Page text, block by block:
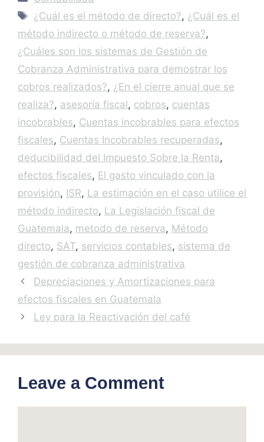
Tags
¿Cuál es el método de directo?, ¿Cuál es el
método indirecto o método de reserva?,
¿Cuáles son los sistemas de Gestión de
Cobranza Administrativa para demostrar los
cobros realizados?, ¿En el cierre anual que se
realiza?, asesoría fiscal, cobros, cuentas
incobrables, Cuentas incobrables para efectos
fiscales, Cuentas Incobrables recuperadas,
deducibilidad del Impuesto Sobre la Renta,
efectos fiscales, El gasto vinculado con la
provisión, ISR, La estimación en el caso utilice el
método indirecto, La Legislación fiscal de
Guatemala, metodo de reserva, Método
directo, SAT, servicios contables, sistema de
gestión de cobranza administrativa
Depreciaciones y Amortizaciones para
efectos fiscales en Guatemala
Ley para la Reactivación del café
Leave a Comment